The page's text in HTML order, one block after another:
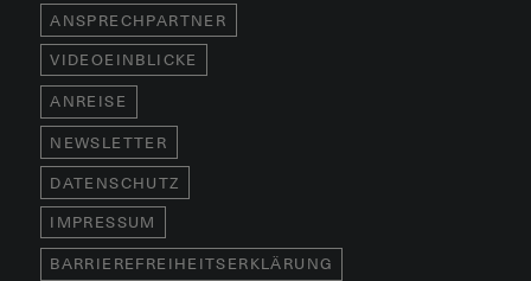
ANSPRECHPARTNER
VIDEOEINBLICKE
ANREISE
NEWSLETTER
DATENSCHUTZ
IMPRESSUM
BARRIEREFREIHEITSERKLÄRUNG